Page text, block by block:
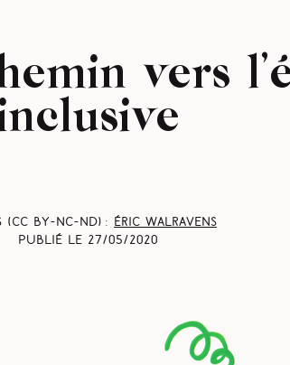
vers
(CC BY-NC-ND) : Éric Walravens
Publié le 27/05/2020